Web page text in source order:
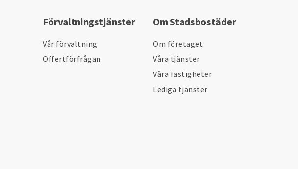
Förvaltningstjänster
Vår förvaltning
Offertförfrågan
Om Stadsbostäder
Om företaget
Våra tjänster
Våra fastigheter
Lediga tjänster